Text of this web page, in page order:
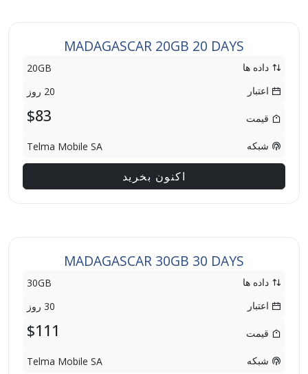
MADAGASCAR 20GB 20 DAYS
داده ها
20GB
اعتبار
20 روز
قیمت $83
شبکه Telma Mobile SA
اکنون بخرید
MADAGASCAR 30GB 30 DAYS
داده ها
30GB
اعتبار
30 روز
قیمت $111
شبکه Telma Mobile SA